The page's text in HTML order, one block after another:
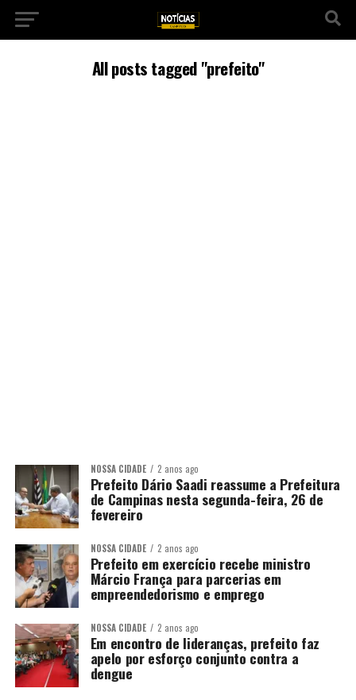
All posts tagged "prefeito"
NOSSA CIDADE 2 anos ago
Prefeito Dário Saadi reassume a Prefeitura
de Campinas nesta segunda-feira, 26 de
fevereiro
NOSSA CIDADE 2 anos ago
Prefeito em exercício recebe ministro
Márcio França para parcerias em
empreendedorismo e emprego
NOSSA CIDADE 2 anos ago
Em encontro de lideranças, prefeito faz
apelo por esforço conjunto contra a
dengue